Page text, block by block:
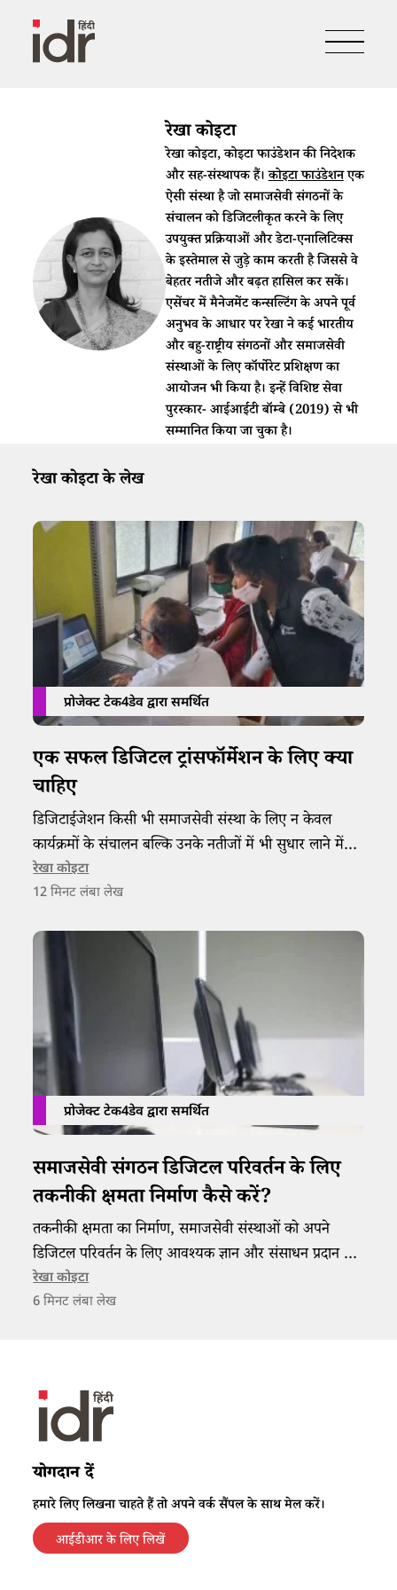
रेखा कोइटा
रेखा कोइटा, कोइटा फाउंडेशन की निदेशक
और सह-संस्थापक हैं।कोइटा फाउंडेशनएक
ऐसी संस्था है जो समाजसेवी संगठनों के
संचालन को डिजिटलीकृत करने के लिए
उपयुक्त प्रक्रियाओं और डेटा-एनालिटिक्स
के इस्तेमाल से जुड़े काम करती है जिससे वे
बेहतर नतीजे और बढ़त हासिल कर सकें।
एसेंचर में मैनेजमेंट कन्सल्टिंग के अपने पूर्व
अनुभव के आधार पर रेखा ने कई भारतीय
और बहु-राष्ट्रीय संगठनों और समाजसेवी
संस्थाओं के लिए कॉर्पोरेट प्रशिक्षण का
आयोजन भी किया है। इन्हें विशिष्ट सेवा
पुरस्कार- आईआईटी बॉम्बे (2019) से भी
सम्मानित किया जा चुका है।
रेखा कोइटा के लेख
प्रोजेक्ट टेक4डेव द्वारा समर्थित
एक सफल डिजिटल ट्रांसफॉर्मेशन के लिए क्या
चाहिए
डिजिटाईजेशन किसी भी समाजसेवी संस्था के लिए न केवल
कार्यक्रमों के संचालन बल्कि उनके नतीजों में भी सुधार लाने में
मददगार साबित हो सकता है।
रेखा कोइटा
12 मिनट लंबा लेख
प्रोजेक्ट टेक4डेव द्वारा समर्थित
समाजसेवी संगठन डिजिटल परिवर्तन के लिए
तकनीकी क्षमता निर्माण कैसे करें?
तकनीकी क्षमता का निर्माण, समाजसेवी संस्थाओं को अपने
डिजिटल परिवर्तन के लिए आवश्यक ज्ञान और संसाधन प्रदान कर
सकता है।
रेखा कोइटा
6 मिनट लंबा लेख
योगदान दें
हमारे लिए लिखना चाहते हैं तो अपने वर्क सैंपल के साथ मेल करें।
आईडीआर के लिए लिखें